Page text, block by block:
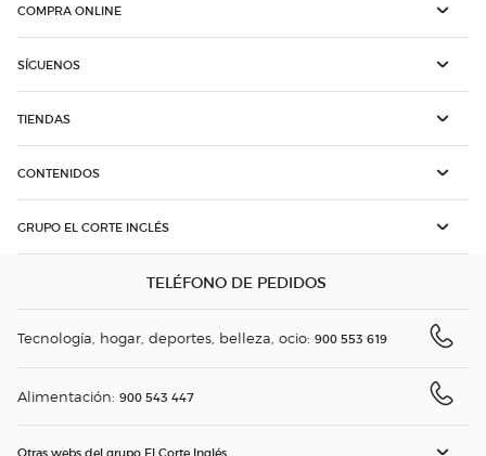
COMPRA ONLINE
SÍGUENOS
TIENDAS
CONTENIDOS
GRUPO EL CORTE INGLÉS
TELÉFONO DE PEDIDOS
Tecnología, hogar, deportes, belleza, ocio: 900 553 619
Alimentación: 900 543 447
Otras webs del grupo El Corte Inglés